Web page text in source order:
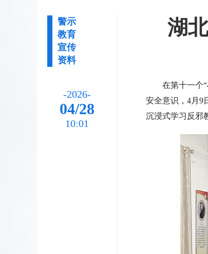
警示
教育
宣传
资料
-2026-
04/28
10:01
湖
在第十一个
安全意识，4月9
沉浸式学习反邪